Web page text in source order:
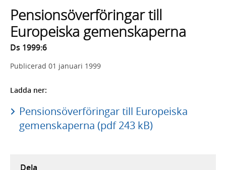
med
sökförslag
Pensionsöverföringar till
Europeiska gemenskaperna
Ds 1999:6
Publicerad 01 januari 1999
Ladda ner:
Pensionsöverföringar till Europeiska
gemenskaperna (pdf 243 kB)
Dela